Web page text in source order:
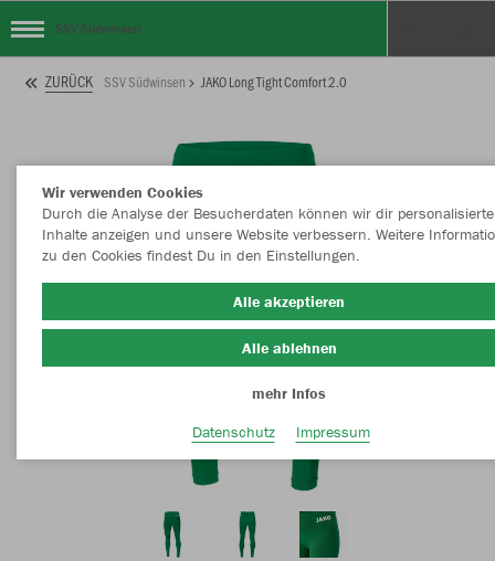
SSV Südwinsen
ZURÜCK SSV Südwinsen JAKO Long Tight Comfort 2.0
Wir verwenden Cookies
Durch die Analyse der Besucherdaten können wir dir personalisierte
Inhalte anzeigen und unsere Website verbessern. Weitere
zu den Cookies findest Du in den Einstellungen.
Alle akzeptieren
Alle ablehnen
mehr Infos
Datenschutz
Impressum